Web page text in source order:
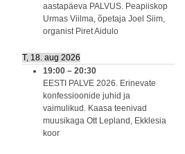
aastapäeva PALVUS. Peapiiskop
Urmas Viilma, õpetaja Joel Siim,
organist Piret Aidulo
T, 18. aug 2026
19:00 – 20:30
EESTI PALVE 2026. Erinevate
konfessioonide juhid ja
vaimulikud. Kaasa teenivad
muusikaga Ott Lepland, Ekklesia
koor